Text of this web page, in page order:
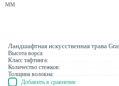
Ландшафтная искусственная трава
Высота ворса:
Класс тафтинга:
Количество стежков:
Толщина волокна:
Добавить в сравнение